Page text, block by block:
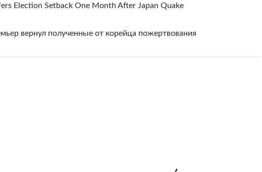
Election Setback One Month After Japan Quake
вернул полученные от корейца пожертвования